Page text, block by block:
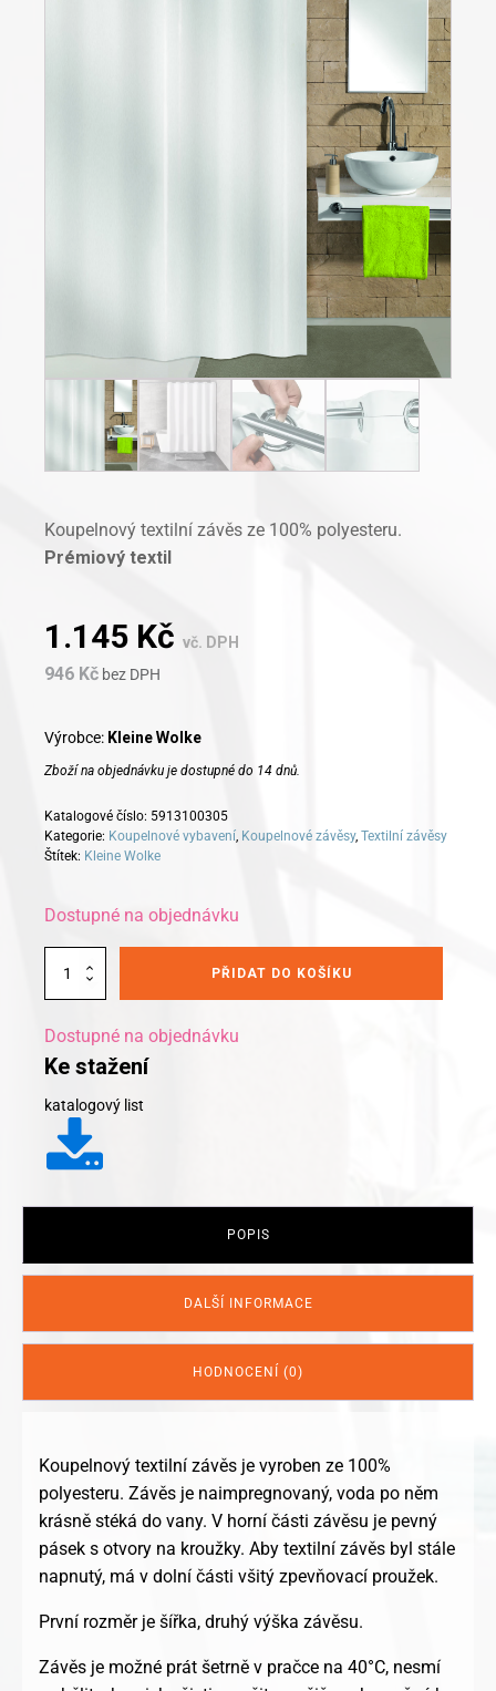
Koupelnový textilní závěs ze 100% polyesteru.
Prémiový textil
1.145 Kč vč. DPH
946 Kč bez DPH
Výrobce: Kleine Wolke
Zboží na objednávku je dostupné do 14 dnů.
Katalogové číslo: 5913100305
Kategorie: Koupelnové vybavení, Koupelnové závěsy, Textilní závěsy
Štítek: Kleine Wolke
Dostupné na objednávku
Kleine
závěs
Hook
On
množství
PŘIDAT DO KOŠÍKU
Dostupné na objednávku
Ke stažení
katalogový list
POPIS
DALŠÍ INFORMACE
HODNOCENÍ (0)
Koupelnový textilní závěs je vyroben ze 100%
polyesteru. Závěs je naimpregnovaný, voda po něm
krásně stéká do vany. V horní části závěsu je pevný
pásek s otvory na kroužky. Aby textilní závěs byl stále
napnutý, má v dolní části všitý zpevňovací proužek.
První rozměr je šířka, druhý výška závěsu.
Závěs je možné prát šetrně v pračce na 40°C, nesmí